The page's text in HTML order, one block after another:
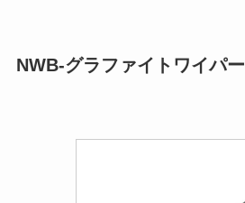
NWB-グラファイトワイパー